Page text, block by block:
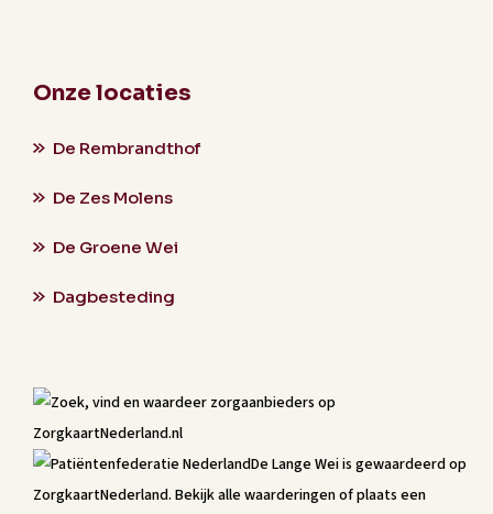
Onze locaties
De Rembrandthof
De Zes Molens
De Groene Wei
Dagbesteding
De Lange Weiis gewaardeerd op
ZorgkaartNederland. Bekijk alle waarderingenofplaats een